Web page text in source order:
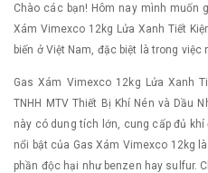
Chào các bạn! Hôm nay mình muốn
Xám Vimexco 12kg Lửa Xanh Tiết
biến ở Việt Nam, đặc biệt là trong việc
Gas Xám Vimexco 12kg Lửa Xanh
TNHH MTV Thiết Bị Khí Nén và Dầu
này có dung tích lớn, cung cấp đủ
nổi bật của Gas Xám Vimexco 12kg
phần độc hại như benzen hay sulfur.